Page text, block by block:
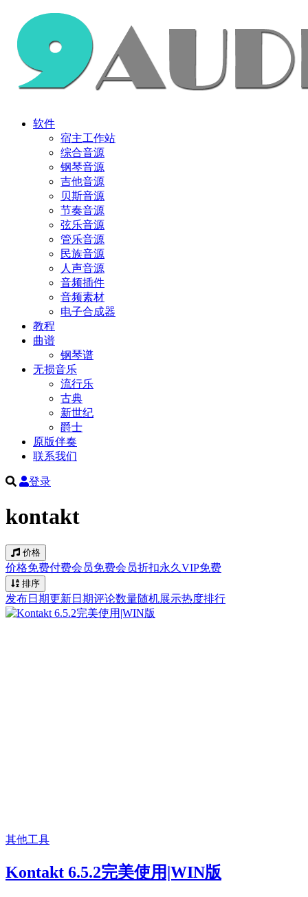
软件
宿主工作站
综合音源
钢琴音源
吉他音源
贝斯音源
节奏音源
弦乐音源
管乐音源
民族音源
人声音源
音频插件
音频素材
电子合成器
教程
曲谱
钢琴谱
无损音乐
流行乐
古典
新世纪
爵士
原版伴奏
联系我们
登录
kontakt
价格
价格免费付费会员免费会员折扣永久VIP免费
排序
发布日期更新日期评论数量随机展示热度排行
其他工具
Kontakt 6.5.2完美使用|WIN版